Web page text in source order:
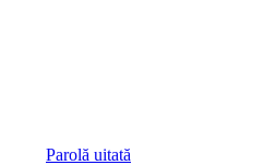
Parolă uitată